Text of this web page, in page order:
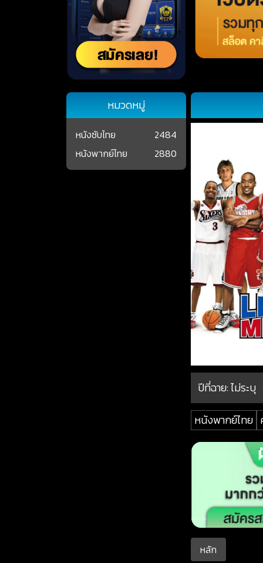
ปีที่ฉาย:ไม่ระบุ
หนังพากย์ไทย
หลัก
หมวดหมู่
หนังซับไทย
2484
หนังพากย์ไทย
2880